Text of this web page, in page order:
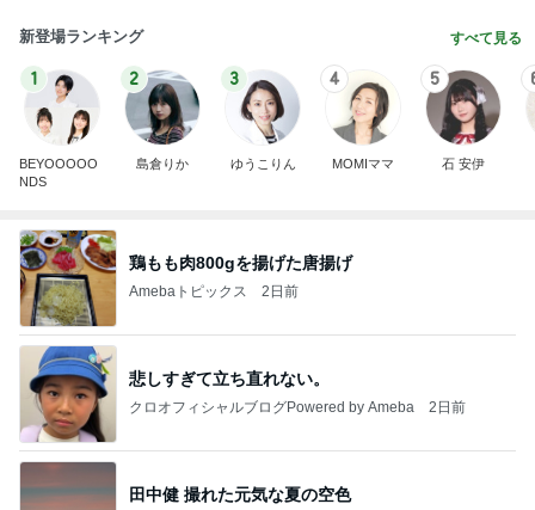
新登場ランキング すべて見る
1
BEYOOOOO
NDS
2
島倉りか
3
ゆうこりん
4
MOMIママ
5
石 安伊
鶏もも肉800gを揚げた唐揚げ
Amebaトピックス 2日前
悲しすぎて立ち直れない。
クロオフィシャルブログPowered by Ameba 2日前
田中健 撮れた元気な夏の空色